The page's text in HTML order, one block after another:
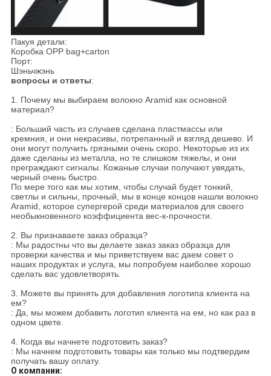
Пакуя детали:
Коробка OPP bag+carton
Порт:
Шэньчжэнь
вопросы и ответы:
1. Почему мы выбираем волокно Aramid как основной
материал?
: Больший часть из случаев сделана пластмассы или
кремния, и они некрасивы, потрепанный и взгляд дешево. И
они могут получить грязными очень скоро. Некоторые из их
даже сделаны из металла, но те слишком тяжелы, и они
преграждают сигналы. Кожаные случаи получают увядать,
черный очень быстро.
По мере того как мы хотим, чтобы случай будет тонкий,
светлы и сильны, прочный, мы в конце концов нашли волокно
Aramid, которое супергерой среди материалов для своего
необыкновенного коэффициента вес-к-прочности.
2. Вы признаваете заказ образца?
: Мы радостны что вы делаете заказ заказ образца для
проверки качества и мы приветствуем вас даем совет о
наших продуктах и услуга, мы попробуем наиболее хорошо
сделать вас удовлетворять.
3. Можете вы принять для добавления логотипа клиента на
ем?
: Да, мы можем добавить логотип клиента на ем, но как раз в
одном цвете.
4. Когда вы начнете подготовить заказ?
: Мы начнем подготовить товары как только мы подтвердим
получать вашу оплату.
О компании: